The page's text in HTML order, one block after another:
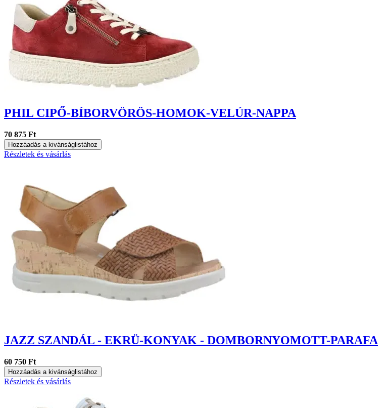
PHIL CIPŐ-BÍBORVÖRÖS-HOMOK-VELÚR-NAPPA
70 875 Ft
Hozzáadás a kivánságlistához
Részletek és vásárlás
JAZZ SZANDÁL - EKRÜ-KONYAK - DOMBORNYOMOTT-PARAFA
60 750 Ft
Hozzáadás a kivánságlistához
Részletek és vásárlás